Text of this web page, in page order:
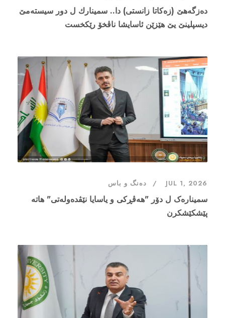
دەزگەهێ (زەکاتا زانستی) دا.. سمینارك ل دور سیستەمێ
دیسپلینێ یێ هێزێن ئاسایشا ناڤخۆ رێكخست
JUL 1, 2026 دەنگ و باس
سمینارەک ل دۆر "هەڤڕکی و یاسایا نێڤدەولەتی" هاتە
پێشکێشکرن